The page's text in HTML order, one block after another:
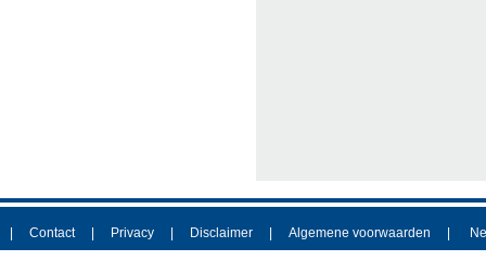
Contact Privacy Disclaimer Algemene voorwaarden